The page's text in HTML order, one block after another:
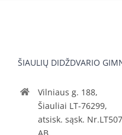
ŠIAULIŲ DIDŽDVARIO
Vilniaus g. 188,
Šiauliai LT-76299,
atsisk. sąsk.
AB.